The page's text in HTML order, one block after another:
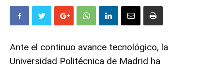
Ante el continuo avance tecnológico, la
Universidad Politécnica de Madrid ha